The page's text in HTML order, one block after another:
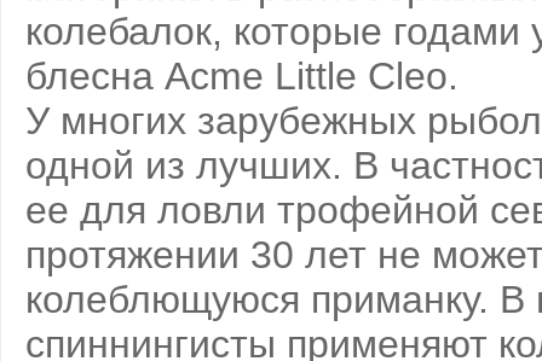
колебалок, которые
блесна Acme Little Cleo.
У многих зарубежных
одной из лучших. В
ее для ловли трофейной
протяжении 30 лет не
колеблющуюся приманку. В
спиннингисты применяют